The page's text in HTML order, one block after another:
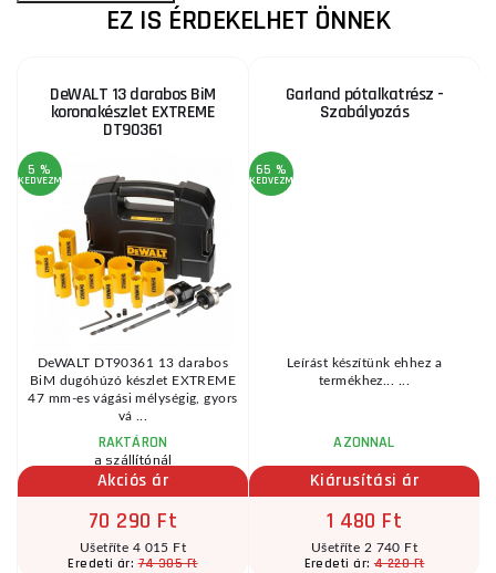
EZ IS ÉRDEKELHET ÖNNEK
DeWALT 13 darabos BiM
koronakészlet EXTREME
DT90361
5 %
KEDVEZMÉNY
DeWALT DT90361 13 darabos
BiM dugóhúzó készlet EXTREME
47 mm-es vágási mélységig, gyors
vá ...
RAKTÁRON
a szállítónál
Akciós ár
70 290 Ft
Ušetříte 4 015 Ft
Eredeti ár:74 305 Ft
Garland pótalkatrész -
Szabályozás
65 %
KEDVEZMÉNY
Leírást készítünk ehhez a
termékhez... ...
AZONNAL
Kiárusítási ár
1 480 Ft
Ušetříte 2 740 Ft
Eredeti ár:4 220 Ft